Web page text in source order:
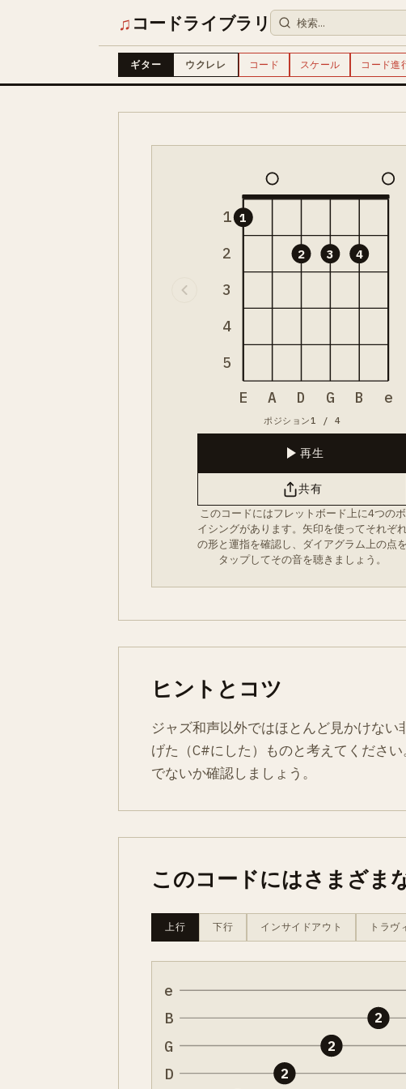
♫ コードライブラリ
ギター ウクレレ コード スケール コード進
1
2
3
4
5
1
2 3 4
E A D G B e
ポジション1 / 4
再生
共有
このコードにはフレットボード上に4つのボ
イシングがあります。矢印を使ってそれぞ
の形と運指を確認し、ダイアグラム上の点を
タップしてその音を聴きましょう。
ヒントとコツ
ジャズ和声以外ではほとんど見かけな
げた（C#にした）ものと考えてくださ
でないか確認しましょう。
このコードにはさまざま
上行 下行 インサイドアウト トラヴ
e
B
G
D
2
2
2